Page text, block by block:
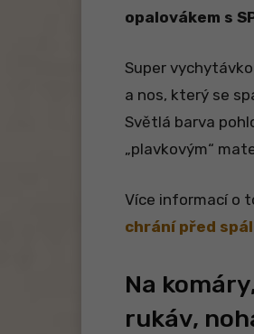
opalovákem s
Super
a nos, který se
Světlá barva
„plavkovým“
Více informací o
chrání před
Na
rukáv,